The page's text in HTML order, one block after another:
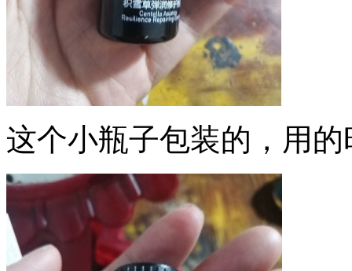
这个小瓶子包装的，用